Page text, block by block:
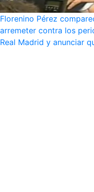
Florenino Pérez
arremeter contra los
Real Madrid y anunciar